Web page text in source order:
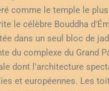
comme le temple le
le célèbre Bouddha
dans un seul bloc de
du complexe du Grand
dont l'architecture
et européennes. Les